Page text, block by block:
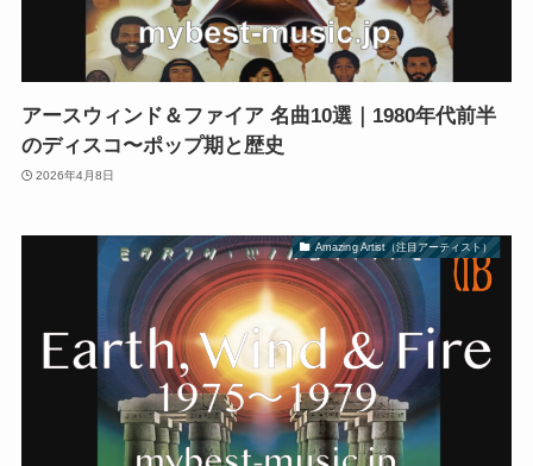
アースウィンド＆ファイア 名曲10選｜1980年代前半
のディスコ〜ポップ期と歴史
2026年4月8日
Amazing Artist（注目アーティスト）